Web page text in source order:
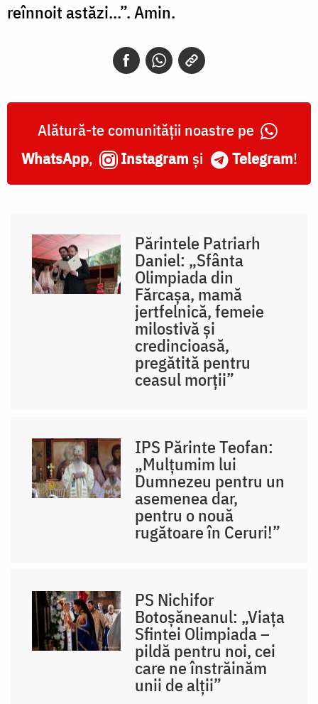
reînnoit astăzi...”. Amin.
Alătură-te comunității noastre pe
WhatsApp, Instagram și Telegram!
Părintele Patriarh
Daniel: „Sfânta
Olimpiada din
Fărcașa, mamă
jertfelnică, femeie
milostivă și
credincioasă,
pregătită pentru
ceasul morții”
IPS Părinte Teofan:
„Mulțumim lui
Dumnezeu pentru un
asemenea dar,
pentru o nouă
rugătoare în Ceruri!”
PS Nichifor
Botoșăneanul: „Viața
Sfintei Olimpiada –
pildă pentru noi, cei
care ne înstrăinăm
unii de alții”